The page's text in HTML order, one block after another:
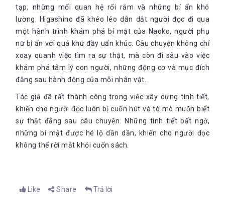
tạp, những mối quan hệ rối rắm và những bí ẩn khó
lường. Higashino đã khéo léo dẫn dắt người đọc đi qua
một hành trình khám phá bí mật của Naoko, người phụ
nữ bí ẩn với quá khứ đầy uẩn khúc. Câu chuyện không chỉ
xoay quanh việc tìm ra sự thật, mà còn đi sâu vào việc
khám phá tâm lý con người, những động cơ và mục đích
đằng sau hành động của mỗi nhân vật.
Tác giả đã rất thành công trong việc xây dựng tình tiết,
khiến cho người đọc luôn bị cuốn hút và tò mò muốn biết
sự thật đằng sau câu chuyện. Những tình tiết bất ngờ,
những bí mật được hé lộ dần dần, khiến cho người đọc
không thể rời mắt khỏi cuốn sách.
Like Share Trả lời